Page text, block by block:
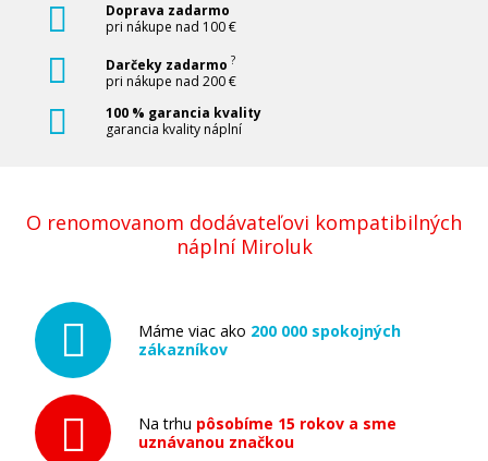
Doprava zadarmo
pri nákupe nad 100 €
Darčeky zadarmo ?
pri nákupe nad 200 €
100 % garancia kvality
garancia kvality náplní
O renomovanom dodávateľovi kompatibilných
náplní Miroluk
Máme viac ako 200 000 spokojných
zákazníkov
Na trhu pôsobíme 15 rokov a sme
uznávanou značkou